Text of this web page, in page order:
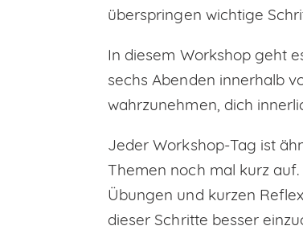
überspringen wichtige
In diesem Workshop geht
sechs Abenden innerhalb
wahrzunehmen, dich
Jeder Workshop-Tag ist
Themen noch mal kurz
Übungen und kurzen
dieser Schritte besser